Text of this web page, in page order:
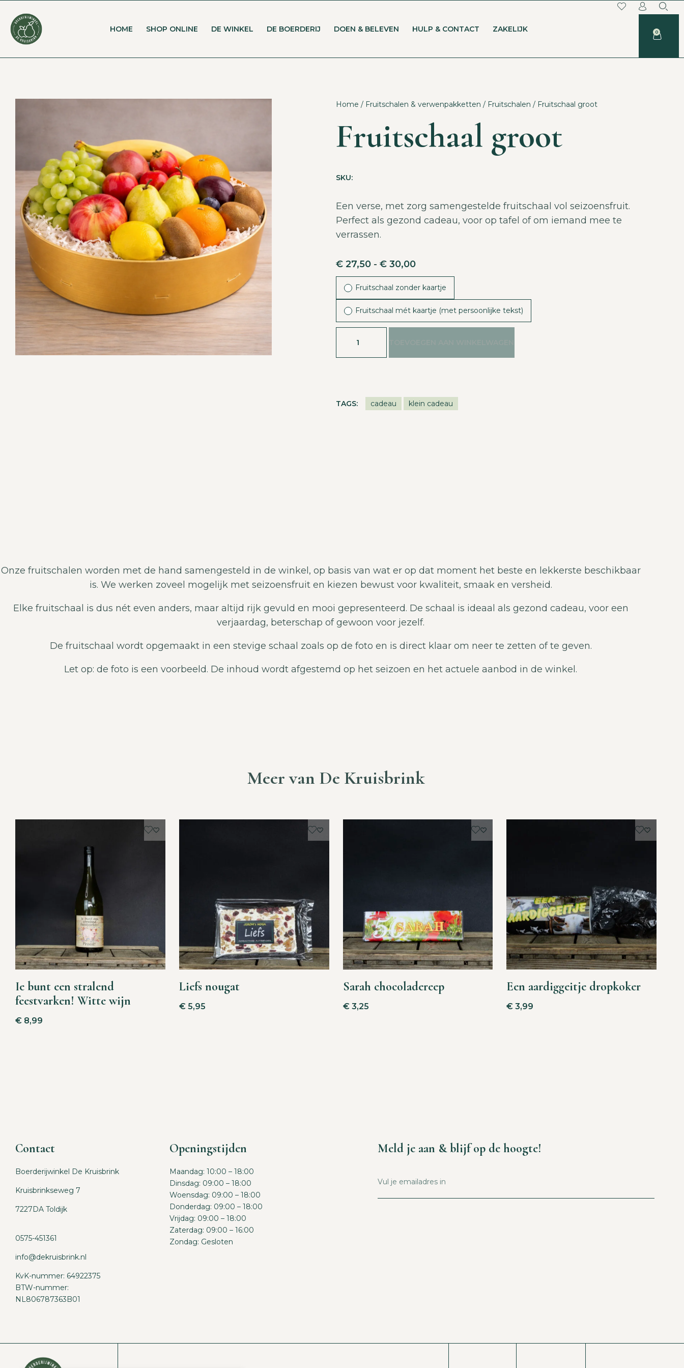
HOME SHOP ONLINE DE WINKEL DE BOERDERIJ DOEN & BELEVEN HULP & CONTACT ZAKELIJK 0
Home / Fruitschalen & verwenpakketten / Fruitschalen / Fruitschaal groot
Fruitschaal groot
SKU:
Een verse, met zorg samengestelde fruitschaal vol seizoensfruit.
Perfect als gezond cadeau, voor op tafel of om iemand mee te
verrassen.
€ 27,50 - € 30,00
Fruitschaal zonder kaartje
Fruitschaal mét kaartje (met persoonlijke tekst)
TAGS: cadeau klein cadeau
Onze fruitschalen worden met de hand samengesteld in de winkel, op basis van wat er op dat moment het beste en lekkerste beschikbaar
is. We werken zoveel mogelijk met seizoensfruit en kiezen bewust voor kwaliteit, smaak en versheid.
Elke fruitschaal is dus nét even anders, maar altijd rijk gevuld en mooi gepresenteerd. De schaal is ideaal als gezond cadeau, voor een
verjaardag, beterschap of gewoon voor jezelf.
De fruitschaal wordt opgemaakt in een stevige schaal zoals op de foto en is direct klaar om neer te zetten of te geven.
Let op: de foto is een voorbeeld. De inhoud wordt afgestemd op het seizoen en het actuele aanbod in de winkel.
Meer van De Kruisbrink
Ie bunt een stralend
feestvarken! Witte wijn
€ 8,99
Liefs nougat
€5,95
Sarah chocoladereep
€3,25
Een aardiggeitje dropkoker
€ 3,99
Contact
Boerderijwinkel De Kruisbrink
Kruisbrinkseweg 7
7227DA Toldijk
0575-451361
info@dekruisbrink.nl
KvK-nummer: 64922375
BTW-nummer:
NL806787363B01
Openingstijden
Maandag: 10:00 – 18:00
Dinsdag: 09:00 – 18:00
Woensdag: 09:00 – 18:00
Donderdag: 09:00 – 18:00
Vrijdag: 09:00 – 18:00
Zaterdag: 09:00 – 16:00
Zondag: Gesloten
Meld je aan & blijf op de hoogte!